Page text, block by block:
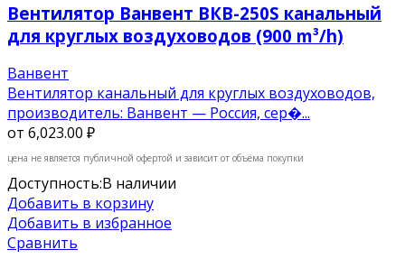
Вентилятор Ванвент ВКВ-250S канальный
для круглых воздуховодов (900 m³/h)
Ванвент
Вентилятор канальный для круглых воздуховодов,
производитель: Ванвент — Россия, сер�...
от 6,023.00 ₽
цена не является публичной офертой и зависит от объёма покупки
Доступность:В наличии
Добавить в корзину
Добавить в избранное
Сравнить